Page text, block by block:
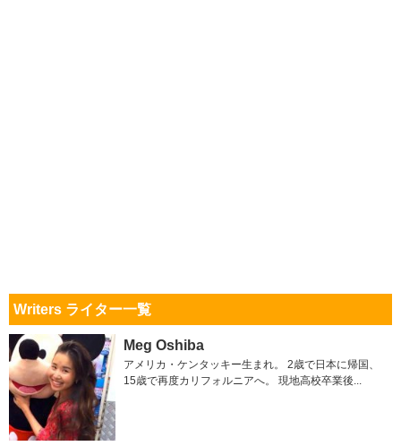
Writers ライター一覧
Meg Oshiba
アメリカ・ケンタッキー生まれ。 2歳で日本に帰国、
15歳で再度カリフォルニアへ。 現地高校卒業後...